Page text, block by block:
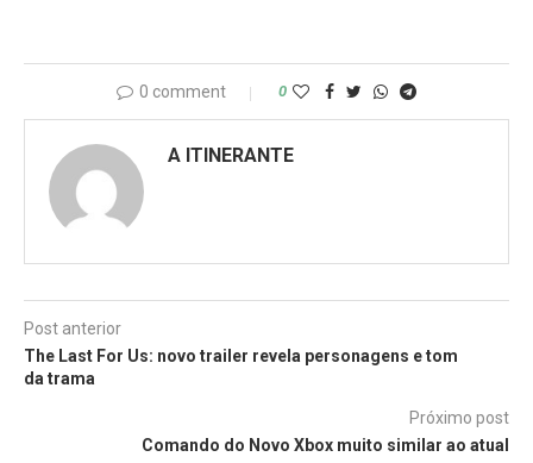
0 comment 0
A ITINERANTE
Post anterior
The Last For Us: novo trailer revela personagens e tom
da trama
Próximo post
Comando do Novo Xbox muito similar ao atual